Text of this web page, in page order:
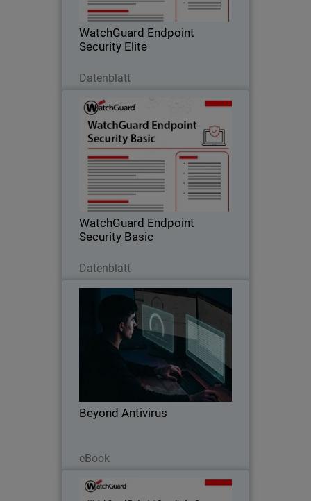
WatchGuard Endpoint
Security Elite
Datenblatt
Untersuchungstools und einen
detaillierten Angriffskontext bereitstellt.
WatchGuard Endpoint
Security Basic
Datenblatt
WatchGuard Endpoint Security
Einfache Endpunktschutzlösung mit
grundlegenden EDR-Funktionen, die
Ransomware blockiert, die Ausführung
bekannter und unbekannter Malware
verhindert sowie die Angriffsfläche
Thumbnail
Beyond Antivirus
eBook
Beyond Antivirus
Body
Chris Ray, Analyst bei GigaOm, gibt
Einblicke, warum Antivirus allein nicht
ausreicht und worauf MSPs bei einer
EDR-Lösung achten sollten.
Endpoint Security für Server